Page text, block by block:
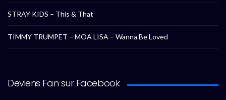
STRAY KIDS – This & That
TIMMY TRUMPET – MOA LISA – Wanna Be Loved
Deviens Fan sur Facebook